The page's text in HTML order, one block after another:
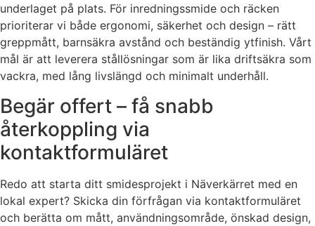
underlaget på plats. För inredningssmide och räcken
prioriterar vi både ergonomi, säkerhet och design – rätt
greppmått, barnsäkra avstånd och beständig ytfinish. Vårt
mål är att leverera stållösningar som är lika driftsäkra som
vackra, med lång livslängd och minimalt underhåll.
Begär offert – få snabb
återkoppling via
kontaktformuläret
Redo att starta ditt smidesprojekt i Näverkärret med en
lokal expert? Skicka din förfrågan via kontaktformuläret
och berätta om mått, användningsområde, önskad design,